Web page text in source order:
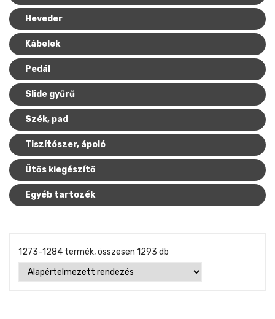
Mikrofonkábel
Heveder
Kábelek
Pedál
Slide gyűrű
Egyéb tartozék
Egyéb állvány
Heveder
Kábelek
Pedál
Slide gyűrű
Szék, pad
Tiszítószer, ápoló
Ütős kiegészítő
Egyéb tartozék
1273–1284 termék, összesen 1293 db